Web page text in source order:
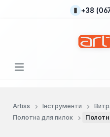
Перейти до основного
+38
Artiss Інструменти
Полотна для пилок